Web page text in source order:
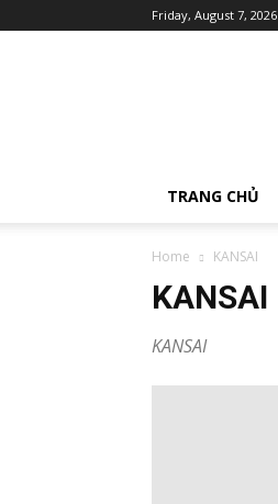
Friday, August 7, 2026
TRANG CHỦ
Home KANSAI
KANSAI
KANSAI